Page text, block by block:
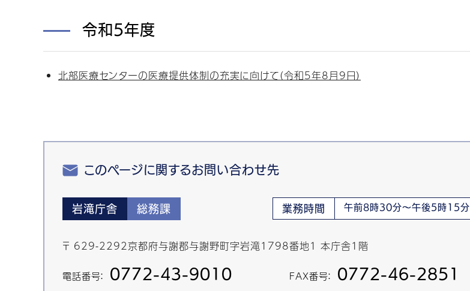
令和5年度
北部医療センターの医療提供体制の充実に向けて（令和5年8月9日）
このページに関するお問い合わせ先
岩滝庁舎 総務課 業務時間 午前8時30分～午後5時15分
〒 629-2292京都府与謝郡与謝野町字岩滝1798番地1 本庁舎1階
電話番号： 0772-43-9010 FAX番号： 0772-46-2851